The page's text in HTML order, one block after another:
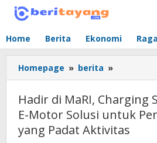
Lewati
Home Berita Ekonomi
Homepage » berita »
di
Charging
Station
United
Hadir di MaRI, Charging
E-Motor Solusi untuk
yang Padat Aktivitas